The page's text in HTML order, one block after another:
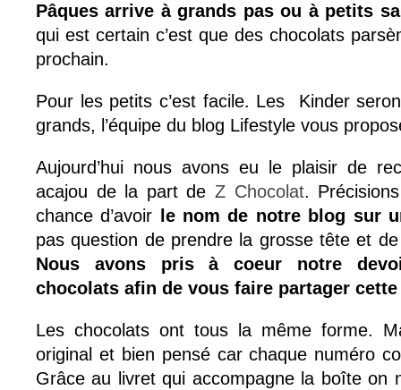
Pâques arrive à grands pas ou à petits
qui est certain c’est que des chocolats
prochain.
Pour les petits c’est facile. Les Kinder
grands, l’équipe du blog Lifestyle vous
Aujourd’hui nous avons eu le plaisir de
acajou de la part de Z Chocolat.
chance d’avoir le nom de notre blog sur
pas question de prendre la grosse tête et
Nous avons pris à coeur notre
chocolats afin de vous faire partager
Les chocolats ont tous la même forme.
original et bien pensé car chaque numéro
Grâce au livret qui accompagne la boîte on